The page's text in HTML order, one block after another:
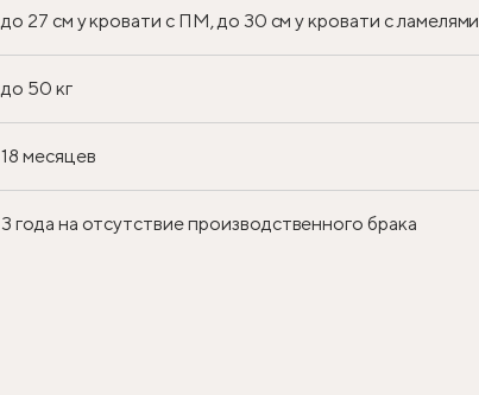
до 27 см у кровати с ПМ, до 30 см у кровати с ламелями
до 50 кг
18 месяцев
3 года на отсутствие производственного брака